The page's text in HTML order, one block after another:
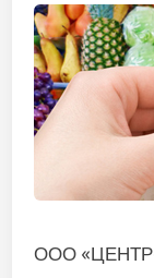
ООО